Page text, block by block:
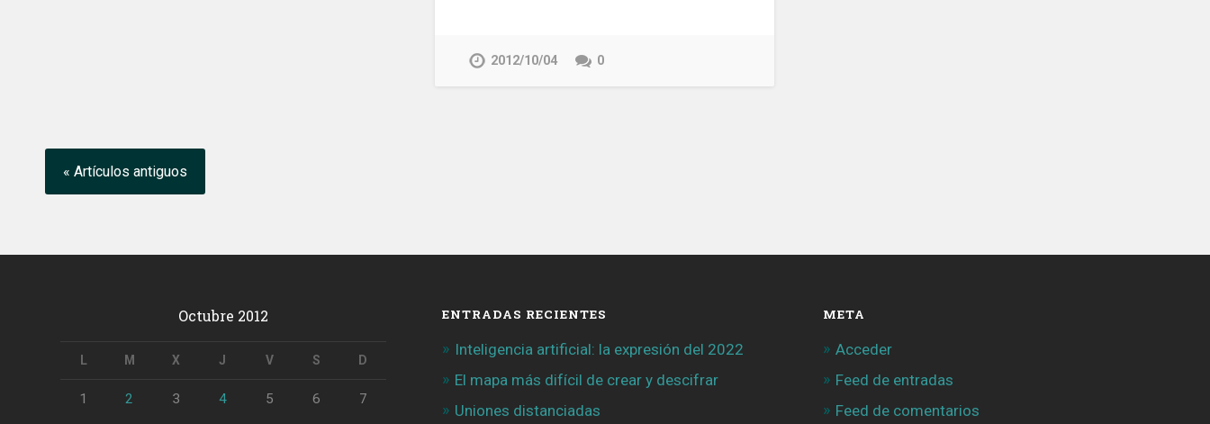
2012/10/04 0
« Artículos antiguos
Octubre 2012
L M X J V S D
1 2 3 4 5 6 7
ENTRADAS RECIENTES
Inteligencia artificial: la expresión del 2022
El mapa más difícil de crear y descifrar
Uniones distanciadas
META
Acceder
Feed de entradas
Feed de comentarios